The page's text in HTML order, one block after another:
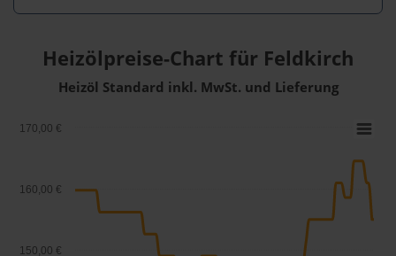
Heizölpreise-Chart für Feldkirch
Heizöl Standard inkl. MwSt. und Lieferung
150,00 €
160,00 €
170,00 €